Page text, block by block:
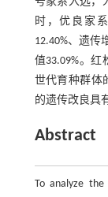
时，优良家
12.40%、遗传
值33.09%。
世代育种群体
的遗传改良具
Abstract
To analyze